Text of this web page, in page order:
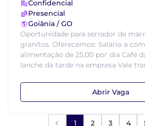
Confidencial
Presencial
Goiânia / GO
Oportunidade para serrador de
granitos. Oferecemos: Salário a
alimentação de 25,00 por dia Café
lanche da tarde na empresa Vale
Abrir Vaga
1 2 3 4